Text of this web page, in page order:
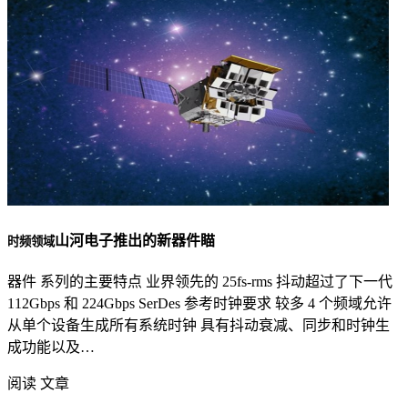
时频领域山河电子推出的新器件瞄
器件 系列的主要特点 业界领先的 25fs-rms 抖动超过了下一代
112Gbps 和 224Gbps SerDes 参考时钟要求 较多 4 个频域允许
从单个设备生成所有系统时钟 具有抖动衰减、同步和时钟生
成功能以及…
阅读 文章